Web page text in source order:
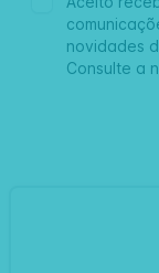
novidades
Consulte a